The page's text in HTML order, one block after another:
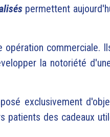
permettent
commerciale.
la notoriété
exclusivement
patients des cadeaux